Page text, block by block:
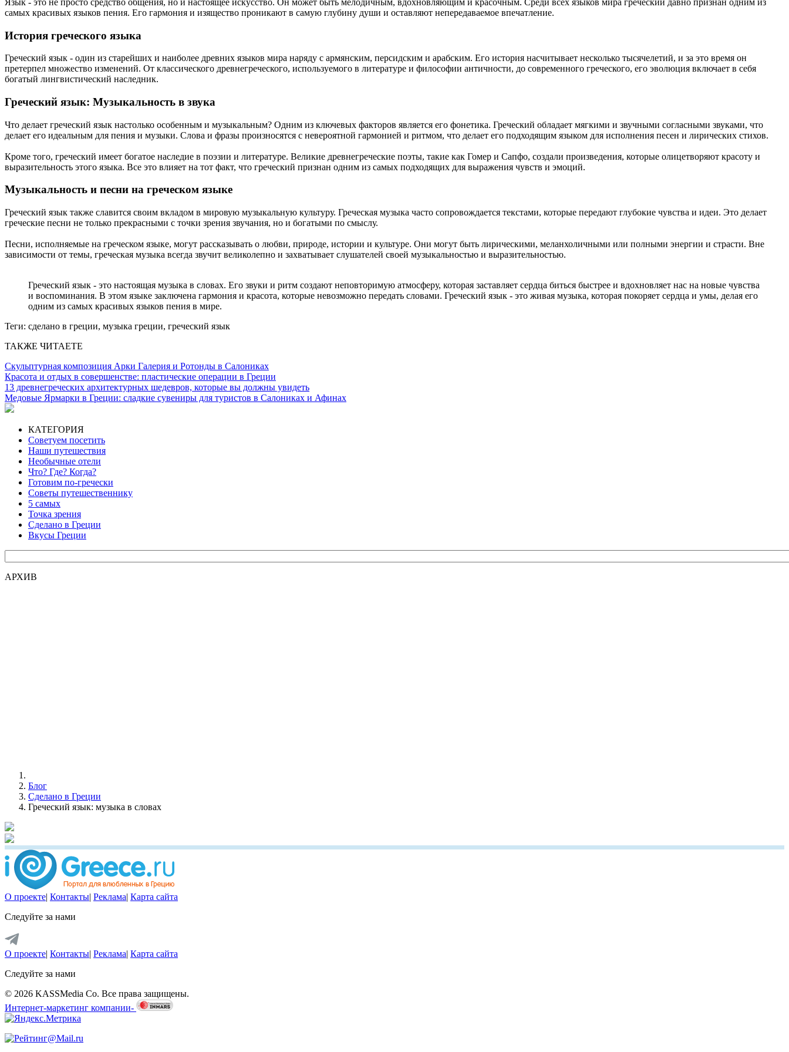
самых красивых языков пения. Его гармония и изящество проникают в самую глубину души и оставляют непередаваемое впечатление.
История греческого языка
Греческий язык - один из старейших и наиболее древних языков мира наряду с армянским, персидским и арабским. Его история насчитывает несколько тысячелетий, и за это время он
претерпел множество изменений. От классического древнегреческого, используемого в литературе и философии античности, до современного греческого, его эволюция включает в себя
богатый лингвистический наследник.
Греческий язык: Музыкальность в звука
Что делает греческий язык настолько особенным и музыкальным? Одним из ключевых факторов является его фонетика. Греческий обладает мягкими и звучными согласными звуками, что
делает его идеальным для пения и музыки. Слова и фразы произносятся с невероятной гармонией и ритмом, что делает его подходящим языком для исполнения песен и лирических стихов.
Кроме того, греческий имеет богатое наследие в поэзии и литературе. Великие древнегреческие поэты, такие как Гомер и Сапфо, создали произведения, которые олицетворяют красоту и
выразительность этого языка. Все это влияет на тот факт, что греческий признан одним из самых подходящих для выражения чувств и эмоций.
Музыкальность и песни на греческом языке
Греческий язык также славится своим вкладом в мировую музыкальную культуру. Греческая музыка часто сопровождается текстами, которые передают глубокие чувства и идеи. Это делает
греческие песни не только прекрасными с точки зрения звучания, но и богатыми по смыслу.
Песни, исполняемые на греческом языке, могут рассказывать о любви, природе, истории и культуре. Они могут быть лирическими, меланхоличными или полными энергии и страсти. Вне
зависимости от темы, греческая музыка всегда звучит великолепно и захватывает слушателей своей музыкальностью и выразительностью.
Греческий язык - это настоящая музыка в словах. Его звуки и ритм создают неповторимую атмосферу, которая заставляет сердца биться быстрее и вдохновляет нас на новые чувства
и воспоминания. В этом языке заключена гармония и красота, которые невозможно передать словами. Греческий язык - это живая музыка, которая покоряет сердца и умы, делая его
одним из самых красивых языков пения в мире.
Теги: сделано в греции, музыка греции, греческий язык
ТАКЖЕ ЧИТАЕТЕ
Скульптурная композиция Арки Галерия и Ротонды в Салониках
Красота и отдых в совершенстве: пластические операции в Греции
13 древнегреческих архитектурных шедевров, которые вы должны увидеть
Медовые Ярмарки в Греции: сладкие сувениры для туристов в Салониках и Афинах
КАТЕГОРИЯ
Советуем посетить
Наши путешествия
Необычные отели
Что? Где? Когда?
Готовим по-гречески
Советы путешественнику
5 самых
Точка зрения
Сделано в Греции
Вкусы Греции
АРХИВ
Блог
Сделано в Греции
Греческий язык: музыка в словах
О проекте| Контакты| Реклама| Карта сайта
Следуйте за нами
О проекте| Контакты| Реклама| Карта сайта
Следуйте за нами
© 2026 KASSMedia Co. Все права защищены.
Интернет-маркетинг компании-